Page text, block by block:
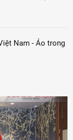
Nam - Áo trong